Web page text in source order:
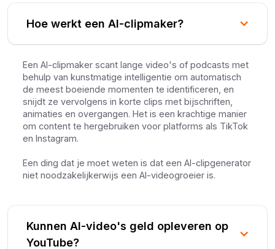
Hoe werkt een AI-clipmaker?
Een AI-clipmaker scant lange video's of podcasts met
behulp van kunstmatige intelligentie om automatisch
de meest boeiende momenten te identificeren, en
snijdt ze vervolgens in korte clips met bijschriften,
animaties en overgangen. Het is een krachtige manier
om content te hergebruiken voor platforms als TikTok
en Instagram.
Een ding dat je moet weten is dat een AI-clipgenerator
niet noodzakelijkerwijs een AI-videogroeier is.
Kunnen AI-video's geld opleveren op
YouTube?